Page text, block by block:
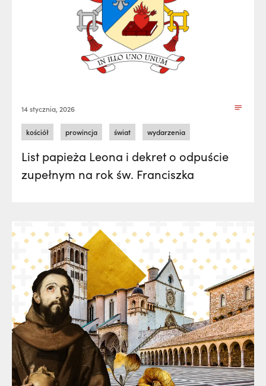
14 stycznia, 2026
kościół prowincja świat wydarzenia
List papieża Leona i dekret o odpuście
zupełnym na rok św. Franciszka